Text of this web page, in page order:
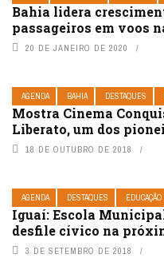
Bahia lidera
passageiros em voos
20 DE JANEIRO DE 2020
AGENDA BAHIA DESTAQUES
Mostra Cinema
Liberato, um dos
18 DE OUTUBRO DE 2018
AGENDA DESTAQUES EDUCAÇÃO
Iguaí: Escola
desfile cívico na
3 DE SETEMBRO DE 2018